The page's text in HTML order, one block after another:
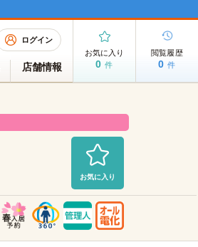
ログイン
店舗情報
お気に入り
0 件
閲覧履歴
0 件
お気に入り